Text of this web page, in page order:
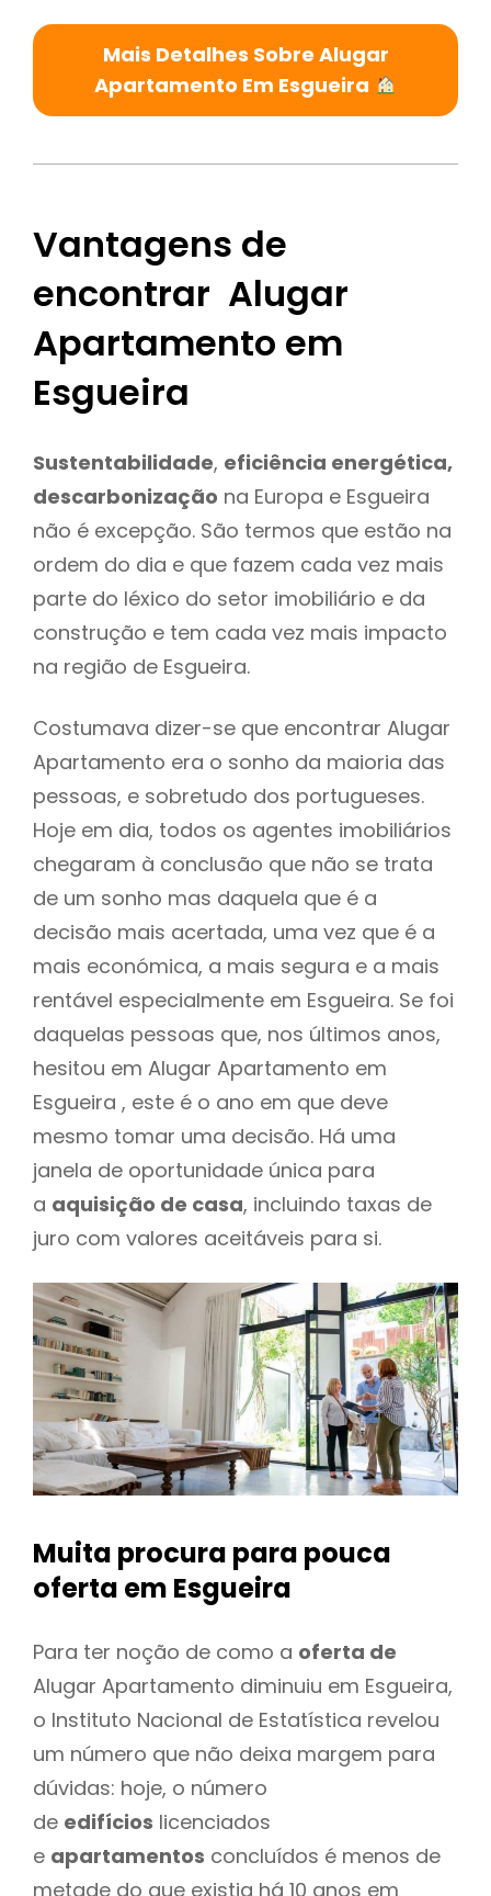
Mais Detalhes Sobre Alugar
Apartamento Em Esgueira
Vantagens de
encontrar Alugar
Apartamento em
Esgueira
Sustentabilidade, eficiência energética,
descarbonização na Europa e Esgueira
não é excepção. São termos que estão na
ordem do dia e que fazem cada vez mais
parte do léxico do setor imobiliário e da
construção e tem cada vez mais impacto
na região de Esgueira.
Costumava dizer-se que encontrar Alugar
Apartamento era o sonho da maioria das
pessoas, e sobretudo dos portugueses.
Hoje em dia, todos os agentes imobiliários
chegaram à conclusão que não se trata
de um sonho mas daquela que é a
decisão mais acertada, uma vez que é a
mais económica, a mais segura e a mais
rentável especialmente em Esgueira. Se foi
daquelas pessoas que, nos últimos anos,
hesitou em Alugar Apartamento em
Esgueira , este é o ano em que deve
mesmo tomar uma decisão. Há uma
janela de oportunidade única para
a aquisição de casa, incluindo taxas de
juro com valores aceitáveis para si.
Muita procura para pouca
oferta em Esgueira
Para ter noção de como a oferta de
Alugar Apartamento diminuiu em Esgueira,
o Instituto Nacional de Estatística revelou
um número que não deixa margem para
dúvidas: hoje, o número
de edifícios licenciados
e apartamentos concluídos é menos de
metade do que existia há 10 anos em